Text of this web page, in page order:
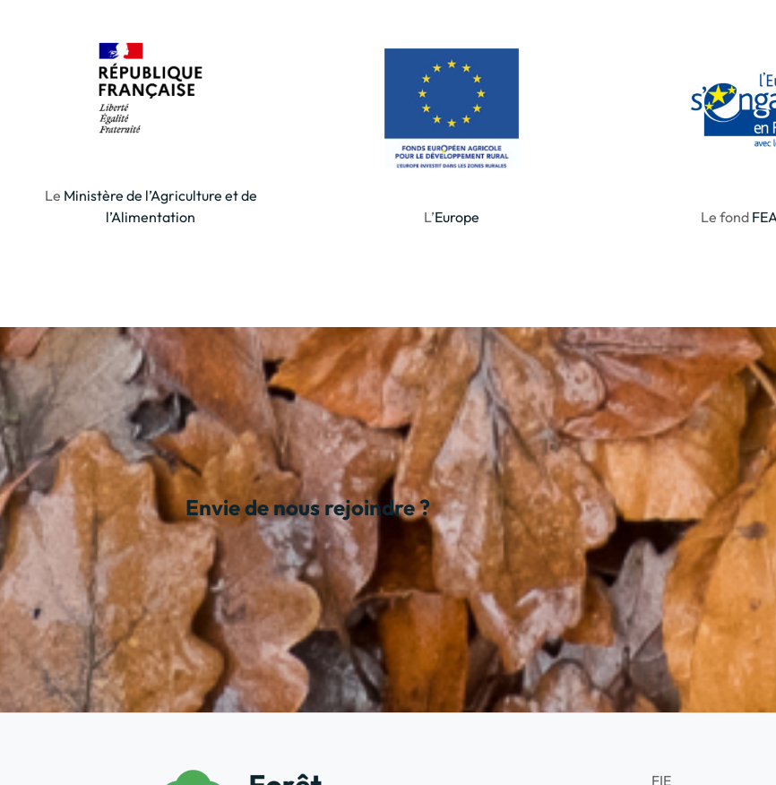
Le Ministère de l’Agriculture et de
l’Alimentation
L’Europe Le fond
Envie de nous rejoindre ?
FIE